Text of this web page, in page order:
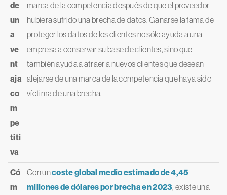
de
un
a
ve
nt
aja
co
m
pe
titi
va
marca de la competencia después de que el proveedor
hubiera sufrido una brecha de datos. Ganarse la fama de
proteger los datos de los clientes no sólo ayuda a una
empresa a conservar su base de clientes, sino que
también ayuda a atraer a nuevos clientes que desean
alejarse de una marca de la competencia que haya sido
víctima de una brecha.
Có
m
Con uncoste global medio estimado de 4,45
millones de dólares por brecha en 2023, existe una